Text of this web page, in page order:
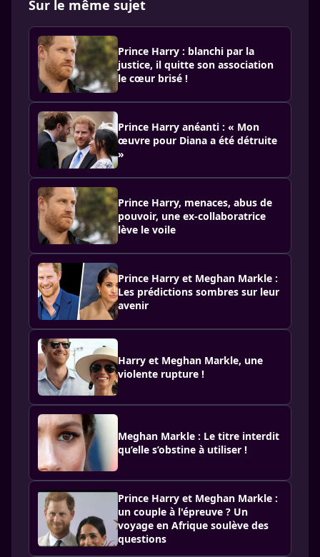
Sur le même sujet
Prince Harry : blanchi par la
justice, il quitte son association
le cœur brisé !
Prince Harry anéanti : « Mon
œuvre pour Diana a été détruite
»
Prince Harry, menaces, abus de
pouvoir, une ex-collaboratrice
lève le voile
Prince Harry et Meghan Markle :
Les prédictions sombres sur leur
avenir
Harry et Meghan Markle, une
violente rupture !
Meghan Markle : Le titre interdit
qu’elle s’obstine à utiliser !
Prince Harry et Meghan Markle :
un couple à l'épreuve ? Un
voyage en Afrique soulève des
questions